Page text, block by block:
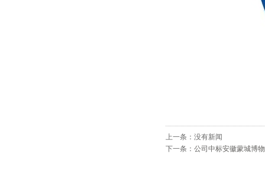
上一条：没有新闻
下一条： 公司中标安徽蒙城博